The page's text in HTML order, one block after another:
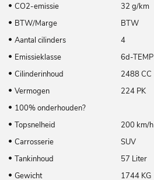
CO2-emissie
32 g/km
BTW/Marge
BTW
Aantal cilinders
4
Emissieklasse
6d-TEMP
Cilinderinhoud
2488 CC
Vermogen
224 PK
100% onderhouden?
Topsnelheid
200 km/h
Carrosserie
SUV
Tankinhoud
57 Liter
Gewicht
1744 KG